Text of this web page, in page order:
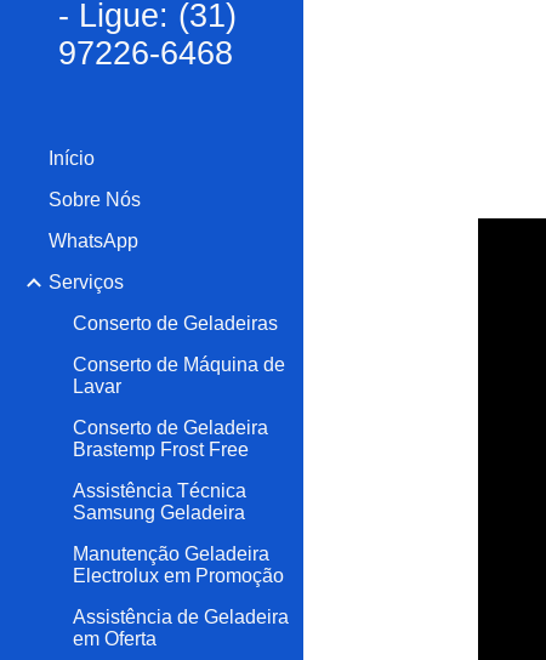
- Ligue: (31)
97226-6468
Início
Sobre Nós
WhatsApp
Serviços
Conserto de Geladeiras
Conserto de Máquina de
Lavar
Conserto de Geladeira
Brastemp Frost Free
Assistência Técnica
Samsung Geladeira
Manutenção Geladeira
Electrolux em Promoção
Assistência de Geladeira
em Oferta